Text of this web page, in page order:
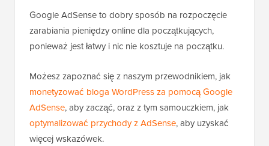
Google AdSense to dobry sposób na rozpoczęcie
zarabiania pieniędzy online dla początkujących,
ponieważ jest łatwy i nic nie kosztuje na początku.
Możesz zapoznać się z naszym przewodnikiem, jak
monetyzować bloga WordPress za pomocą Google
AdSense, aby zacząć, oraz z tym samouczkiem, jak
optymalizować przychody z AdSense, aby uzyskać
więcej wskazówek.